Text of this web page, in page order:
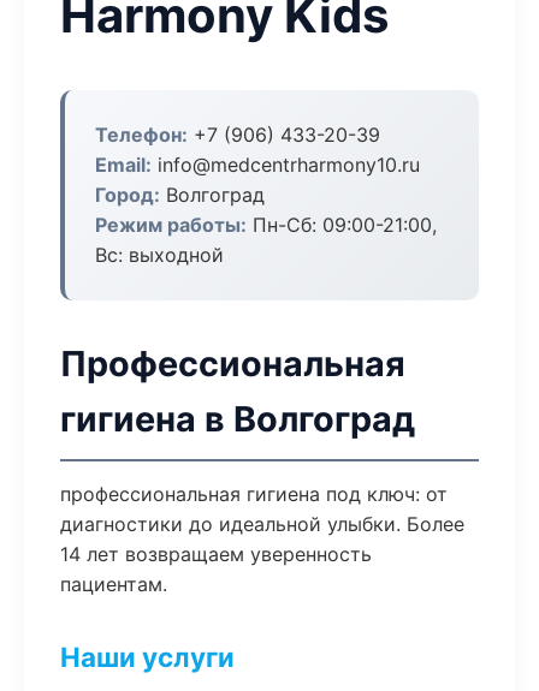
Harmony Kids
Телефон: +7 (906) 433-20-39
Email: info@medcentrharmony10.ru
Город: Волгоград
Режим работы: Пн-Сб: 09:00-21:00,
Вс: выходной
Профессиональная
гигиена в Волгоград
профессиональная гигиена под ключ: от
диагностики до идеальной улыбки. Более
14 лет возвращаем уверенность
пациентам.
Наши услуги